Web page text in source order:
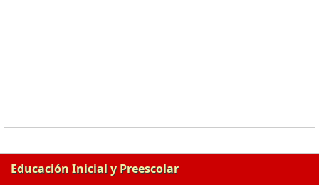
Educación Inicial y Preescolar